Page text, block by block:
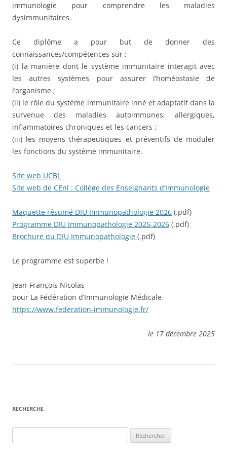
immunologie pour comprendre les maladies
dysimmunitaires.
Ce diplôme a pour but de donner des
connaissances/compétences sur :
(i) la manière dont le système immunitaire interagit avec
les autres systèmes pour assurer l’homéostasie de
l’organisme ;
(ii) le rôle du système immunitaire inné et adaptatif dans la
survenue des maladies autoimmunes, allergiques,
inflammatoires chroniques et les cancers ;
(iii) les moyens thérapeutiques et préventifs de moduler
les fonctions du système immunitaire.
Site web UCBL
Site web de CEnl : Collège des Enseignants d’Immunologie
Maquette résumé DIU Immunopathologie 2026 (.pdf)
Programme DIU Immunopathologie 2025-2026 (.pdf)
Brochure du DIU Immunopathologie (.pdf)
Le programme est superbe !
Jean-François Nicolas
pour La Fédération d’Immunologie Médicale
https://www.federation-immunologie.fr/
le 17 décembre 2025
RECHERCHE